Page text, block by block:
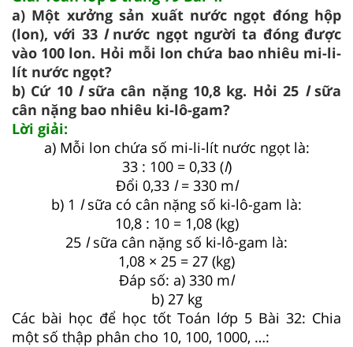
a) Một xưởng sản xuất nước ngọt đóng hộp
(lon), với 33 lnước ngọt người ta đóng được
vào 100 lon. Hỏi mỗi lon chứa bao nhiêu mi-li-
lít nước ngọt?
b) Cứ 10 lsữa cân nặng 10,8 kg. Hỏi 25 lsữa
cân nặng bao nhiêu ki-lô-gam?
Lời giải:
a) Mỗi lon chứa số mi-li-lít nước ngọt là:
33 : 100 = 0,33 (l)
Đổi 0,33 l= 330 ml
b) 1 lsữa có cân nặng số ki-lô-gam là:
10,8 : 10 = 1,08 (kg)
25 lsữa cân nặng số ki-lô-gam là:
1,08 × 25 = 27 (kg)
Đáp số: a) 330 ml
b) 27 kg
Các bài học để học tốt Toán lớp 5 Bài 32: Chia
một số thập phân cho 10, 100, 1000, …: